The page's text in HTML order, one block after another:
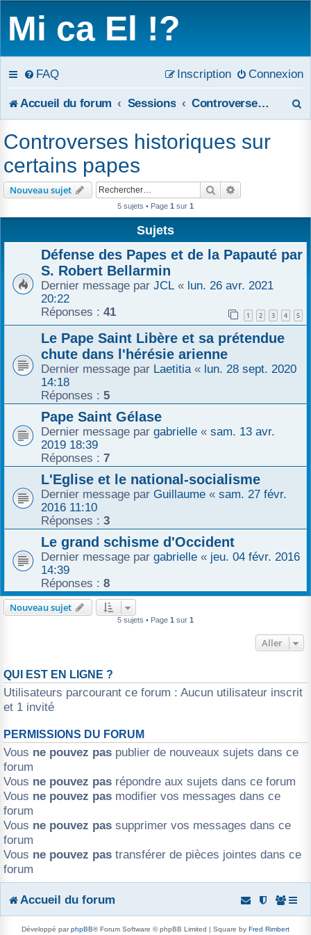
Mi ca El !?
FAQ Connexion
Inscription
Accueil du forum Sessions Controverses historiques sur certains papes
r
Controverses historiques sur
certains papes
Nouveau sujet Rechercher
5 sujets • Page 1 sur 1
Sujets
Défense des Papes et de la Papauté par
S. Robert Bellarmin
Dernier message par JCL « lun. 26 avr. 2021
20:22
Réponses : 41 1 2 3 4 5
Le Pape Saint Libère et sa prétendue
chute dans l'hérésie arienne
Dernier message par Laetitia « lun. 28 sept. 2020
14:18
Réponses : 5
Pape Saint Gélase
Dernier message par gabrielle « sam. 13 avr.
2019 18:39
Réponses : 7
L'Eglise et le national-socialisme
Dernier message par Guillaume « sam. 27 févr.
2016 11:10
Réponses : 3
Le grand schisme d'Occident
Dernier message par gabrielle « jeu. 04 févr. 2016
14:39
Réponses : 8
Nouveau sujet
5 sujets • Page 1 sur 1
Aller
QUI EST EN LIGNE ?
Utilisateurs parcourant ce forum : Aucun utilisateur inscrit
et 1 invité
PERMISSIONS DU FORUM
Vous ne pouvez pas publier de nouveaux sujets dans ce
forum
Vous ne pouvez pas répondre aux sujets dans ce forum
Vous ne pouvez pas modifier vos messages dans ce
forum
Vous ne pouvez pas supprimer vos messages dans ce
forum
Vous ne pouvez pas transférer de pièces jointes dans ce
forum
Accueil du forum
Développé parphpBB® Forum Software © phpBB Limited | Square by Fred Rimbert